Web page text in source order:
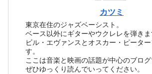
カツミ
東京在住のジャズベーシスト。
ベース以外にギターやウクレレを弾きま
ビル・エヴァンスとオスカー・ピータ
す。
ここは音楽と映画の話題が中心のブログ
ぜひゆっくり読んでいってください。